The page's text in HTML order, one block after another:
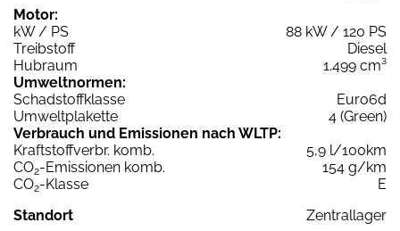
Motor:
kW / PS
88 kW / 120 PS
Treibstoff
Diesel
Hubraum
1.499 cm³
Umweltnormen:
Schadstoffklasse
Euro6d
Umweltplakette
4 (Green)
Verbrauch und Emissionen nach WLTP:
Kraftstoffverbr. komb.
5,9 l/100km
CO2-Emissionen komb.
154 g/km
CO2-Klasse
E
Standort
Zentrallager